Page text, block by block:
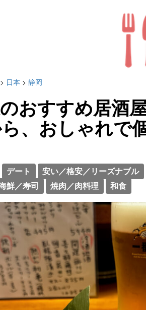
> 日本 > 静岡
おすすめ居酒
、おしゃれで
デート 安い／格安／リーズナブル
鮮／寿司 焼肉／肉料理 和食